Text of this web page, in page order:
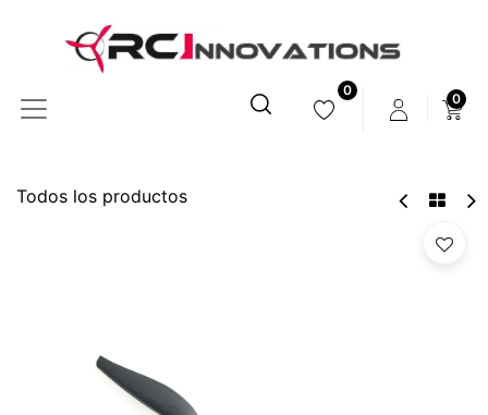
0
0
Todos los productos